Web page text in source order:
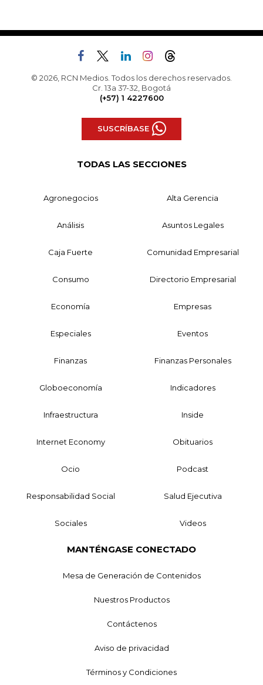
© 2026, RCN Medios. Todos los derechos reservados.
Cr. 13a 37-32, Bogotá
(+57) 1 4227600
SUSCRÍBASE
TODAS LAS SECCIONES
Agronegocios Alta Gerencia
Análisis Asuntos Legales
Caja Fuerte Comunidad Empresarial
Consumo Directorio Empresarial
Economía Empresas
Especiales Eventos
Finanzas Finanzas Personales
Globoeconomía Indicadores
Infraestructura Inside
Internet Economy Obituarios
Ocio Podcast
Responsabilidad Social Salud Ejecutiva
Sociales Videos
MANTÉNGASE CONECTADO
Mesa de Generación de Contenidos
Nuestros Productos
Contáctenos
Aviso de privacidad
Términos y Condiciones